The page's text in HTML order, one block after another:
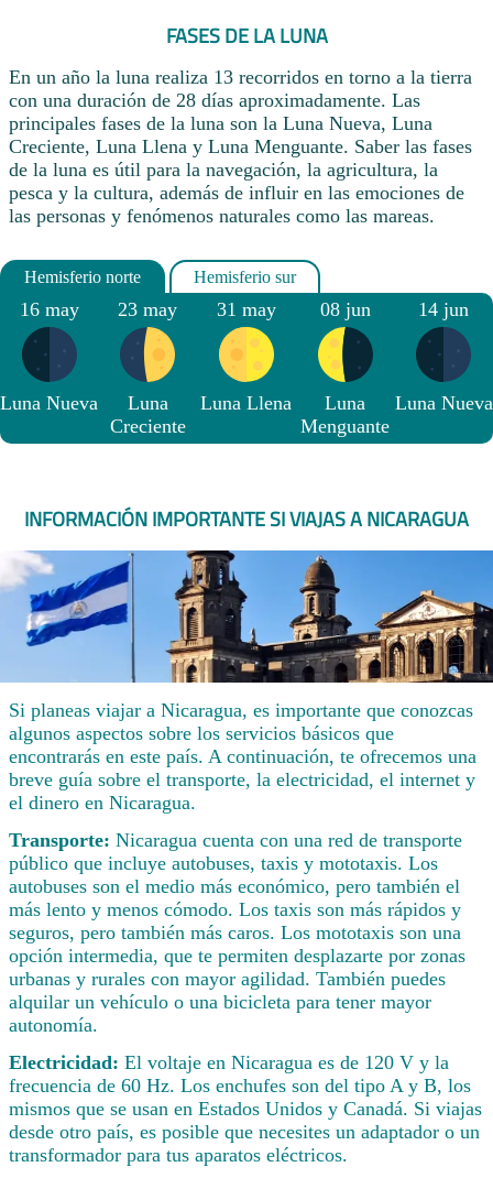
FASES DE LA LUNA
En un año la luna realiza 13 recorridos en torno a la tierra
con una duración de 28 días aproximadamente. Las
principales fases de la luna son la Luna Nueva, Luna
Creciente, Luna Llena y Luna Menguante. Saber las fases
de la luna es útil para la navegación, la agricultura, la
pesca y la cultura, además de influir en las emociones de
las personas y fenómenos naturales como las mareas.
16 may
Luna Nueva
23 may
Luna
Creciente
31 may
Luna Llena
08 jun
Luna
Menguante
14 jun
Luna Nueva
INFORMACIÓN IMPORTANTE SI VIAJAS A NICARAGUA
Si planeas viajar a Nicaragua, es importante que conozcas
algunos aspectos sobre los servicios básicos que
encontrarás en este país. A continuación, te ofrecemos una
breve guía sobre el transporte, la electricidad, el internet y
el dinero en Nicaragua.
Transporte: Nicaragua cuenta con una red de transporte
público que incluye autobuses, taxis y mototaxis. Los
autobuses son el medio más económico, pero también el
más lento y menos cómodo. Los taxis son más rápidos y
seguros, pero también más caros. Los mototaxis son una
opción intermedia, que te permiten desplazarte por zonas
urbanas y rurales con mayor agilidad. También puedes
alquilar un vehículo o una bicicleta para tener mayor
autonomía.
Electricidad: El voltaje en Nicaragua es de 120 V y la
frecuencia de 60 Hz. Los enchufes son del tipo A y B, los
mismos que se usan en Estados Unidos y Canadá. Si viajas
desde otro país, es posible que necesites un adaptador o un
transformador para tus aparatos eléctricos.